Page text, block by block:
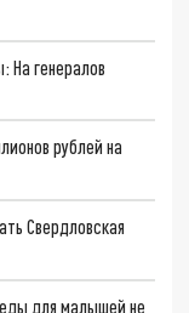
На генералов
рублей на
Свердловская
для малышей не